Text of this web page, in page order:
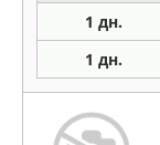
1 дн.
1 дн.